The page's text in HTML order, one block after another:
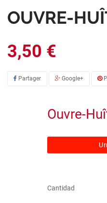
OUVRE-
3,50 €
Partager Google+
Ouvre-
Cantidad